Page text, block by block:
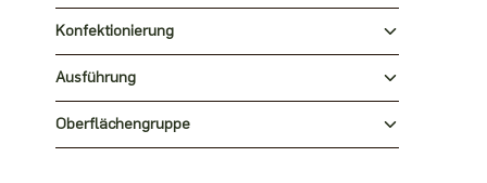
Konfektionierung
Ausführung
Oberflächengruppe